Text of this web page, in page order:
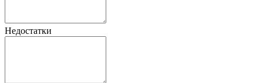
Недостатки